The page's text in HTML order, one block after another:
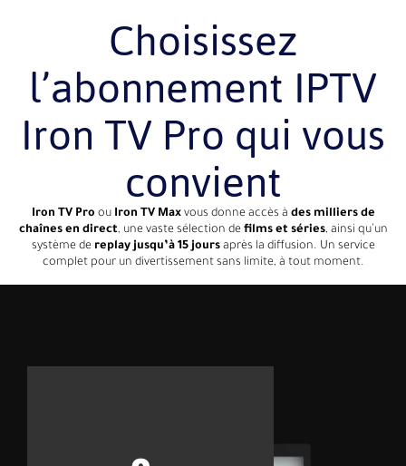
Choisissez
l’abonnement IPTV
Iron TV Pro qui vous
convient
Iron TV Pro ou Iron TV Maxvous donne accès à des milliers de
chaînes en direct, une vaste sélection de films et séries, ainsi qu’un
système de replay jusqu’à 15 joursaprès la diffusion. Un service
complet pour un divertissement sans limite, à tout moment.